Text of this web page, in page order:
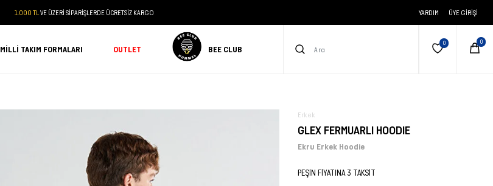
1.000 TL VE ÜZERİ SİPARİŞLERDE ÜCRETSİZ KARGO YARDIM ÜYE GIRIŞI
MILLI TAKIM FORMALARI OUTLET BEE CLUB
Erkek
GLEX FERMUARLI HOODIE
Ekru Erkek Hoodie
PEŞİN FİYATINA 3 TAKSİT